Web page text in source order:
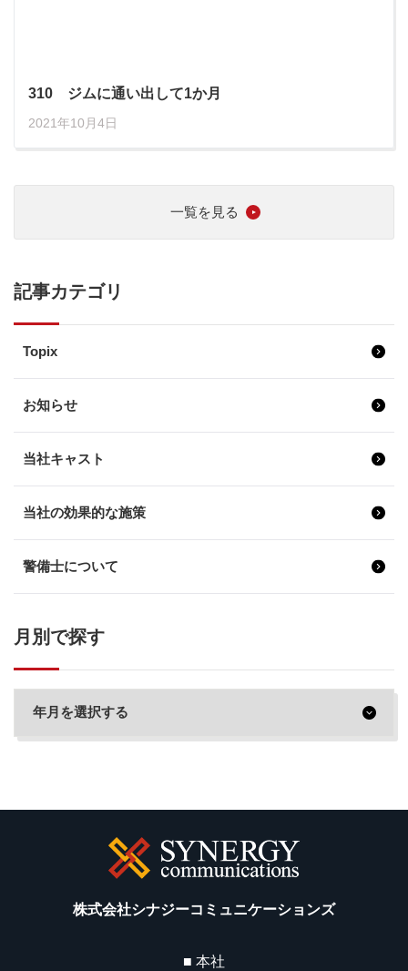
一覧を見る
310 ジムに通い出して1か月
2021年10月4日
記事カテゴリ
Topix
お知らせ
当社キャスト
当社の効果的な施策
警備士について
月別で探す
株式会社シナジーコミュニケーションズ
■ 本社